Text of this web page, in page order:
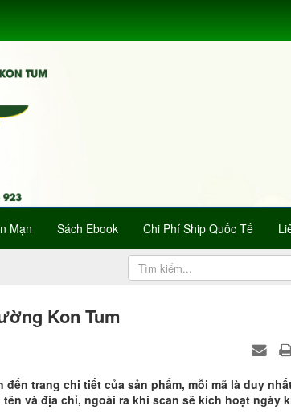
Mạn Sách Ebook Chi Phí Ship Quốc Tế
Kon Tum
trang chi tiết của sản phẩm, mỗi mã là duy
và địa chỉ, ngoài ra khi scan sẽ kích hoạt ngày